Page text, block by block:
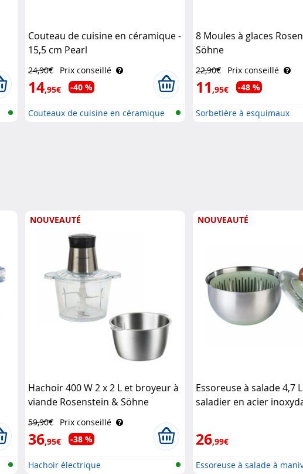
Couteau de cuisine en céramique -
15,5 cm Pearl
24,90€ Prix conseillé
14,95€ -40 %
Couteaux de cuisine en céramique
8 Moules à glaces
Söhne
22,90€ Prix conseillé
11,95€ -48 %
Sorbetière à esquimaux
NOUVEAUTÉ
Hachoir 400 W 2 x 2 L et broyeur à
viande Rosenstein & Söhne
59,90€ Prix conseillé
36,95€ -38 %
Hachoir électrique
NOUVEAUTÉ
Essoreuse à salade 4,7
saladier en acier
26,99€
Essoreuse à salade à